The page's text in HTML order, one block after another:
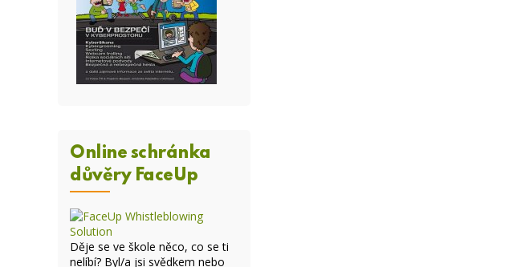
Online schránka
důvěry FaceUp
Děje se ve škole něco, co se ti
nelíbí? Byl/a jsi svědkem nebo